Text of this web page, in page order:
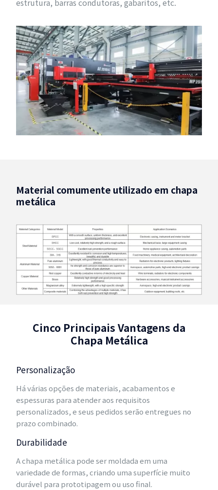
estrutura, barras condutoras, gabaritos, etc.
Material comumente utilizado em chapa
metálica
Cinco Principais Vantagens da
Chapa Metálica
Personalização
Há várias opções de materiais, acabamentos e
espessuras para atender aos requisitos
personalizados, e seus pedidos serão entregues no
prazo combinado.
Durabilidade
A chapa metálica pode ser moldada em uma
variedade de formas, criando uma superfície muito
durável para prototipagem ou uso final.